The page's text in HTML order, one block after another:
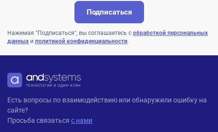
Подписаться
Нажимая "Подписаться", вы соглашаетесь с обработкой персональных
данных и политикой конфиденциальности.
ANDPRO
Есть вопросы по взаимодействию или обнаружили ошибку на
сайте?
Просьба связаться с нами